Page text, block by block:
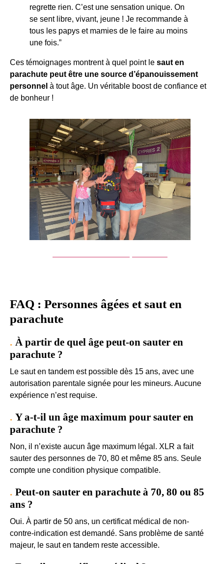
regrette rien. C’est une sensation unique. On
se sent libre, vivant, jeune ! Je recommande à
tous les papys et mamies de le faire au moins
une fois.”
Ces témoignages montrent à quel point le saut en
parachute peut être une source d’épanouissement
personnel à tout âge. Un véritable boost de confiance et
de bonheur !
FAQ : Personnes âgées et saut en
parachute
À partir de quel âge peut-on sauter en
parachute ?
Le saut en tandem est possible dès 15 ans, avec une
autorisation parentale signée pour les mineurs. Aucune
expérience n’est requise.
Y a-t-il un âge maximum pour sauter en
parachute ?
Non, il n’existe aucun âge maximum légal. XLR a fait
sauter des personnes de 70, 80 et même 85 ans. Seule
compte une condition physique compatible.
Peut-on sauter en parachute à 70, 80 ou 85
ans ?
Oui. À partir de 50 ans, un certificat médical de non-
contre-indication est demandé. Sans problème de santé
majeur, le saut en tandem reste accessible.